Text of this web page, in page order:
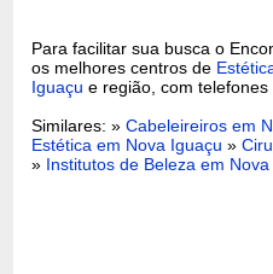
Para facilitar sua busca o
os melhores centros de
Iguaçu e região, com
Similares: »Cabeleireiros em
Estética em Nova Iguaçu »
» Institutos de Beleza em